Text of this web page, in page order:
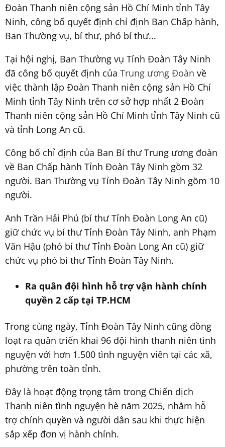
Đoàn Thanh niên cộng sản Hồ Chí Minh tỉnh Tây
Ninh, công bố quyết định chỉ định Ban Chấp hành,
Ban Thường vụ, bí thư, phó bí thư...
Tại hội nghị, Ban Thường vụ Tỉnh Đoàn Tây Ninh
đã công bố quyết định của Trung ương Đoàn về
việc thành lập Đoàn Thanh niên cộng sản Hồ Chí
Minh tỉnh Tây Ninh trên cơ sở hợp nhất 2 Đoàn
Thanh niên cộng sản Hồ Chí Minh tỉnh Tây Ninh cũ
và tỉnh Long An cũ.
Công bố chỉ định của Ban Bí thư Trung ương đoàn
về Ban Chấp hành Tỉnh Đoàn Tây Ninh gồm 32
người. Ban Thường vụ Tỉnh Đoàn Tây Ninh gồm 10
người.
Anh Trần Hải Phú (bí thư Tỉnh Đoàn Long An cũ)
giữ chức vụ bí thư Tỉnh Đoàn Tây Ninh, anh Phạm
Văn Hậu (phó bí thư Tỉnh Đoàn Long An cũ) giữ
chức vụ phó bí thư Tỉnh Đoàn Tây Ninh.
Ra quân đội hình hỗ trợ vận hành chính
quyền 2 cấp tại TP.HCM
Trong cùng ngày, Tỉnh Đoàn Tây Ninh cũng đồng
loạt ra quân triển khai 96 đội hình thanh niên tình
nguyện với hơn 1.500 tình nguyện viên tại các xã,
phường trên toàn tỉnh.
Đây là hoạt động trọng tâm trong Chiến dịch
Thanh niên tình nguyện hè năm 2025, nhằm hỗ
trợ chính quyền và người dân sau khi thực hiện
sắp xếp đơn vị hành chính.